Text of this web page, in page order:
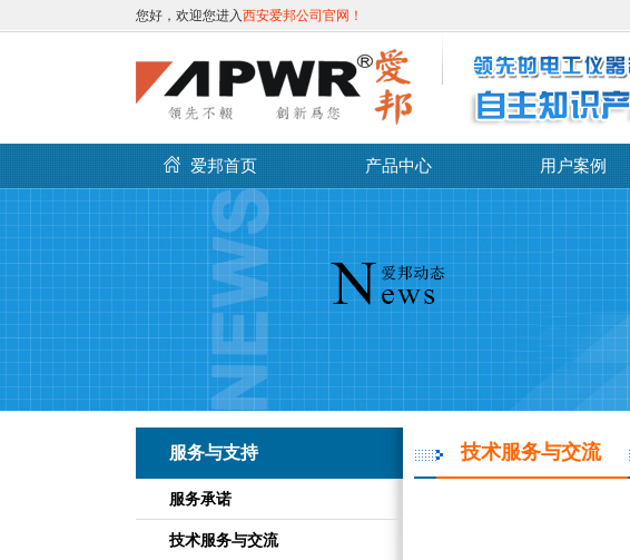
您好，欢迎您进入西安爱邦公司官网！
爱邦首页 产品中心 用户案例
服务与支持
服务承诺
技术服务与交流
技术服务与交流